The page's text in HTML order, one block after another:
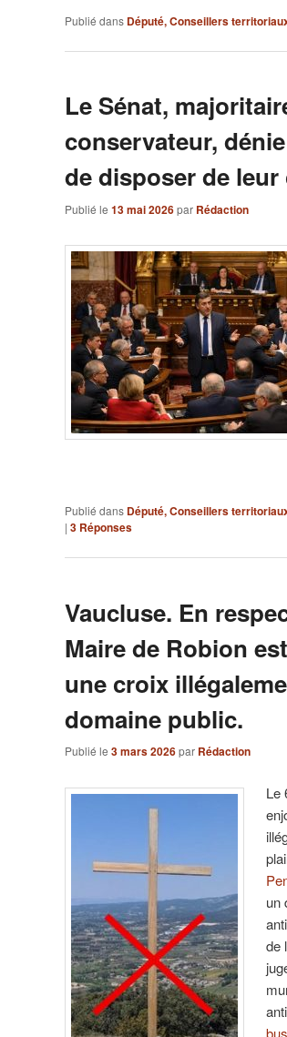
Publié dans Député, Conseillers
Le Sénat,
conservateur,
de disposer de
Publié le 13 mai 2026par Rédaction
Publié dans Député, Conseillers
| 3 Réponses
Vaucluse. En
Maire de Robion
une croix
domaine public.
Publié le 3 mars 2026par Rédaction
Le
un
de